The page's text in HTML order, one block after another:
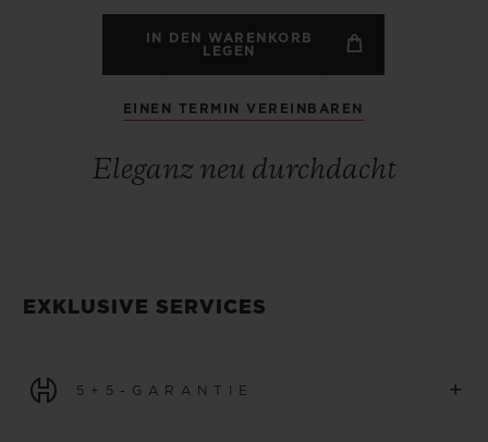
IN DEN WARENKORB
LEGEN
EINEN TERMIN VEREINBAREN
Eleganz neu durchdacht
EXKLUSIVE SERVICES
5+5-GARANTIE +